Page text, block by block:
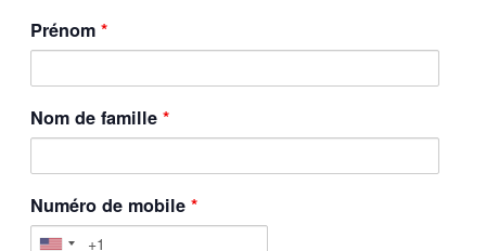
Prénom *
Nom de famille *
Numéro de mobile *